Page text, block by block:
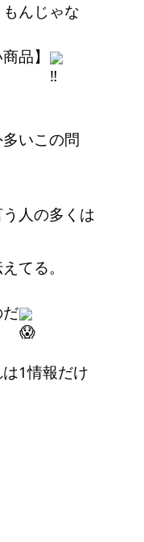
んじゃな
品】
いこの問
う人の多くは
てる。
1情報だけ